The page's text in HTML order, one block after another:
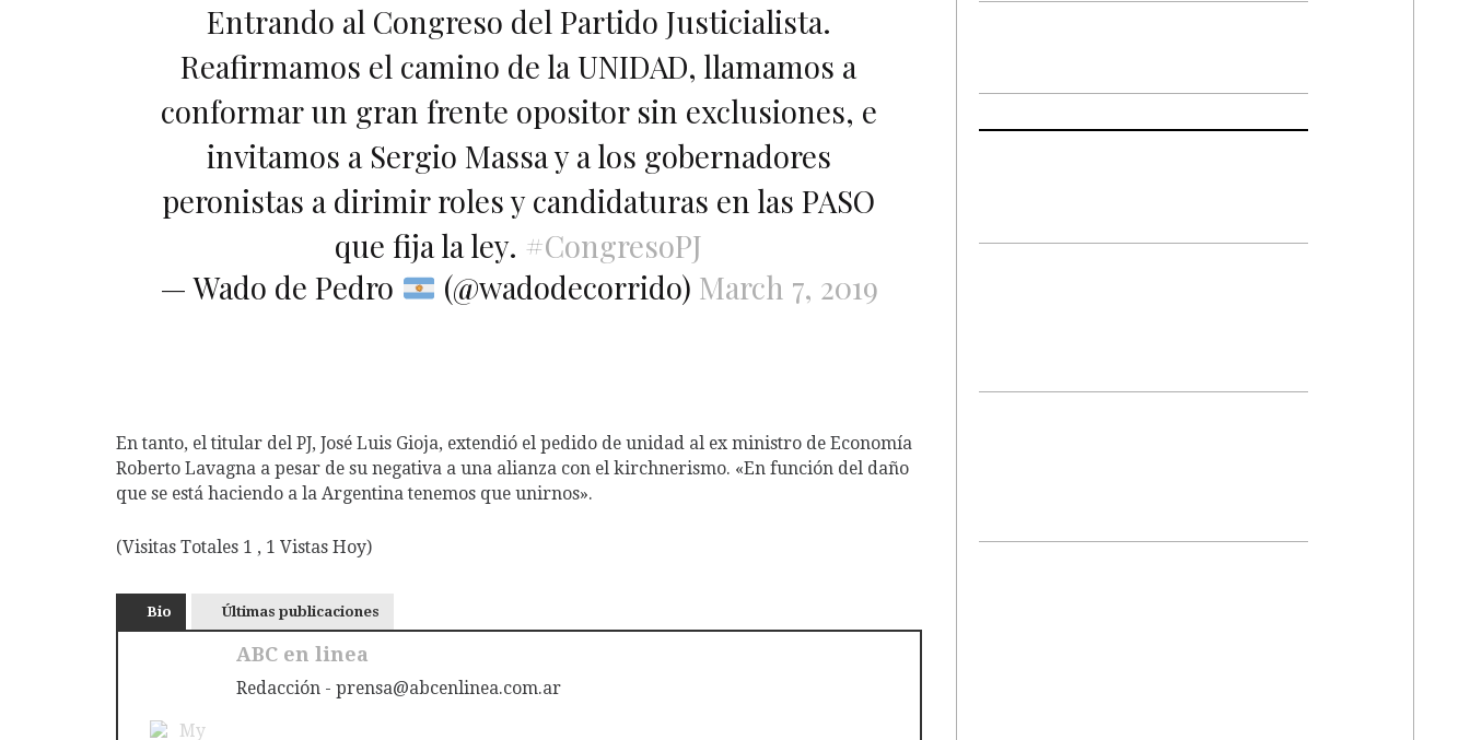
Entrando al Congreso del Partido Justicialista.
Reafirmamos el camino de la UNIDAD, llamamos a
conformar un gran frente opositor sin exclusiones, e
invitamos a Sergio Massa y a los gobernadores
peronistas a dirimir roles y candidaturas en las PASO
que fija la ley. #CongresoPJ
— Wado de Pedro
(@wadodecorrido) March 7, 2019
En tanto, el titular del PJ, José Luis Gioja, extendió el pedido de unidad al ex ministro de Economía
Roberto Lavagna a pesar de su negativa a una alianza con el kirchnerismo. «En función del daño
que se está haciendo a la Argentina tenemos que unirnos».
(Visitas Totales 1 , 1 Vistas Hoy)
Bio Últimas publicaciones
ABC en linea
Redacción - prensa@abcenlinea.com.ar